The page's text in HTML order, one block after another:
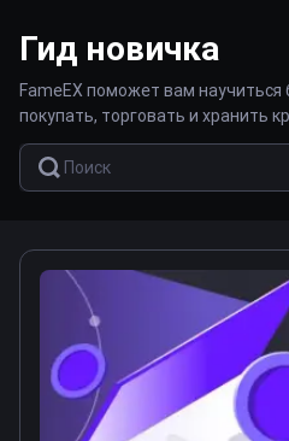
Гид новичка
FameEX поможет вам научиться
покупать, торговать и хранить